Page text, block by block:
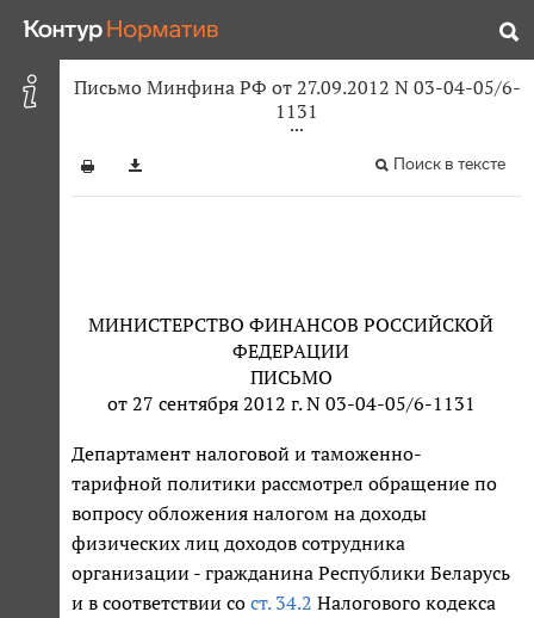
Письмо Минфина РФ от 27.09.2012 N 03-04-05/6-
1131
Поиск в тексте
МИНИСТЕРСТВО ФИНАНСОВ РОССИЙСКОЙ
ФЕДЕРАЦИИ
ПИСЬМО
от 27 сентября 2012 г. N 03-04-05/6-1131
Департамент налоговой и таможенно-
тарифной политики рассмотрел обращение по
вопросу обложения налогом на доходы
физических лиц доходов сотрудника
организации - гражданина Республики Беларусь
и в соответствии со ст. 34.2 Налогового кодекса